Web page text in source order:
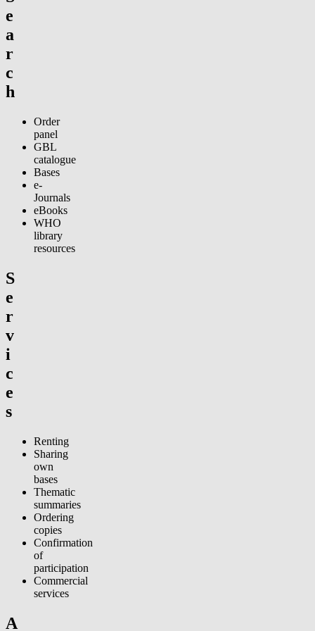
e
a
r
c
h
Order
panel
GBL
catalogue
Bases
e-
Journals
eBooks
WHO
library
resources
S
e
r
v
i
c
e
s
Renting
Sharing
own
bases
Thematic
summaries
Ordering
copies
Confirmation
of
participation
Commercial
services
A